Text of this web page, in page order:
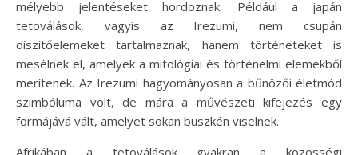
mélyebb jelentéseket hordoznak. Például a japán
tetoválások, vagyis az Irezumi, nem csupán
díszítőelemeket tartalmaznak, hanem történeteket is
mesélnek el, amelyek a mitológiai és történelmi elemekből
merítenek. Az Irezumi hagyományosan a bűnözői életmód
szimbóluma volt, de mára a művészeti kifejezés egy
formájává vált, amelyet sokan büszkén viselnek.
Afrikában a tetoválások gyakran a közösségi